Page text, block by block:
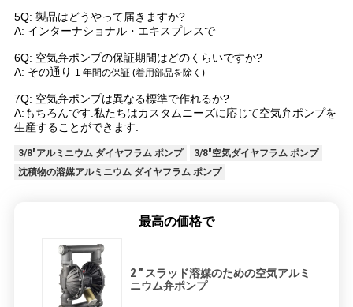
地
図
PRIVACY
POLICY
5Q: 製品はどうやって届きますか?
A: インターナショナル・エキスプレスで
6Q: 空気弁ポンプの保証期間はどのくらいですか?
A: その通り 1 年間の保証 (着用部品を除く)
7Q: 空気弁ポンプは異なる標準で作れるか?
A:もちろんです.私たちはカスタムニーズに応じて空気弁ポンプを
生産することができます.
3/8"アルミニウム ダイヤフラム ポンプ
3/8"空気ダイヤフラム ポンプ
沈積物の溶媒アルミニウム ダイヤフラム ポンプ
最高の価格で
2 " スラッド溶媒のための空気アルミ
ニウム弁ポンプ